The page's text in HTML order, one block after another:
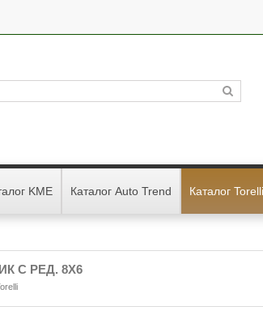
KME Каталог Auto Trend Каталог Torelli
С РЕД. 8Х6